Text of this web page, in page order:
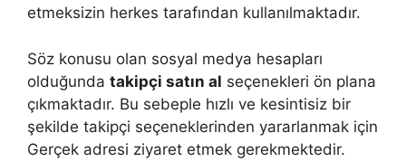
etmeksizin herkes tarafından kullanılmaktadır.
Söz konusu olan sosyal medya hesapları
olduğunda takipçi satın al seçenekleri ön plana
çıkmaktadır. Bu sebeple hızlı ve kesintisiz bir
şekilde takipçi seçeneklerinden yararlanmak için
Gerçek adresi ziyaret etmek gerekmektedir.